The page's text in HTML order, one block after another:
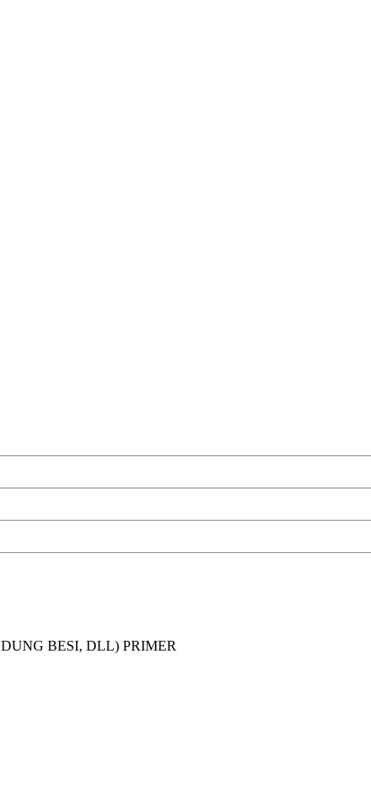
BESI, DLL) PRIMER